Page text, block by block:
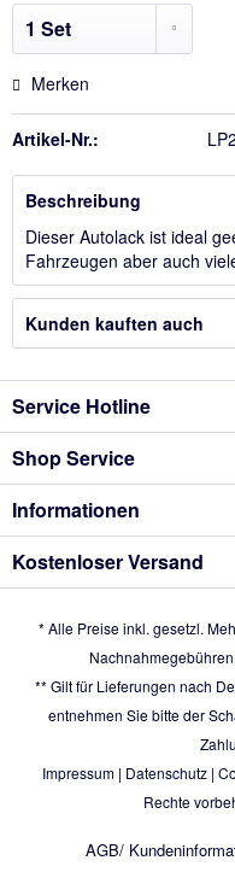
Merken
Artikel-Nr.:
Beschreibung
Dieser Autolack ist ideal
Fahrzeugen aber auch
Kunden kauften auch
Service Hotline
Shop Service
Informationen
Kostenloser Versand
* Alle Preise inkl. gesetzl.
** Gilt für Lieferungen nach
entnehmen Sie bitte der
Impressum| Datenschutz|
Rechte
AGB/